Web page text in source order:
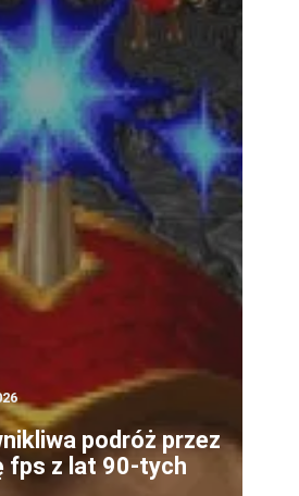
podróż przez
fps z lat 90-tych